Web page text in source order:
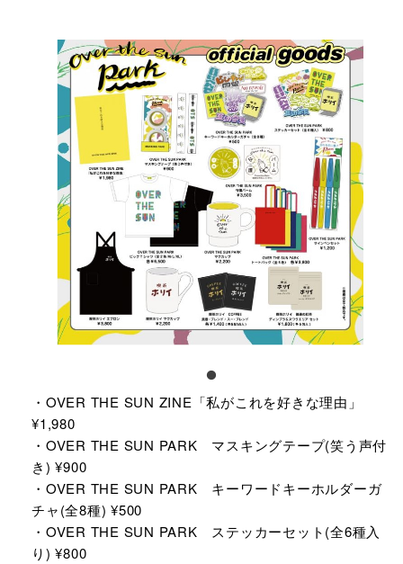
・OVER THE SUN ZINE「私がこれを好きな理由」
¥1,980​
・OVER THE SUN PARK マスキングテープ(笑う声付
き) ¥900​
・OVER THE SUN PARK キーワードキーホルダーガ
チャ(全8種) ¥500​
・OVER THE SUN PARK ステッカーセット(全6種入
り) ¥800​